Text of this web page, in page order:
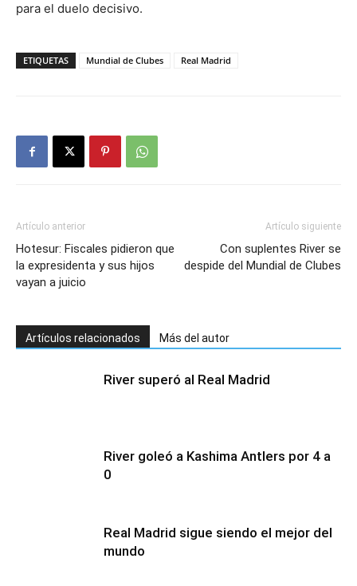
para el duelo decisivo.
ETIQUETAS Mundial de Clubes Real Madrid
Artículo anterior
Hotesur: Fiscales pidieron que
la expresidenta y sus hijos
vayan a juicio
Artículo siguiente
Con suplentes River se
despide del Mundial de Clubes
Artículos relacionados Más del autor
River superó al Real Madrid
River goleó a Kashima Antlers por 4 a
0
Real Madrid sigue siendo el mejor del
mundo